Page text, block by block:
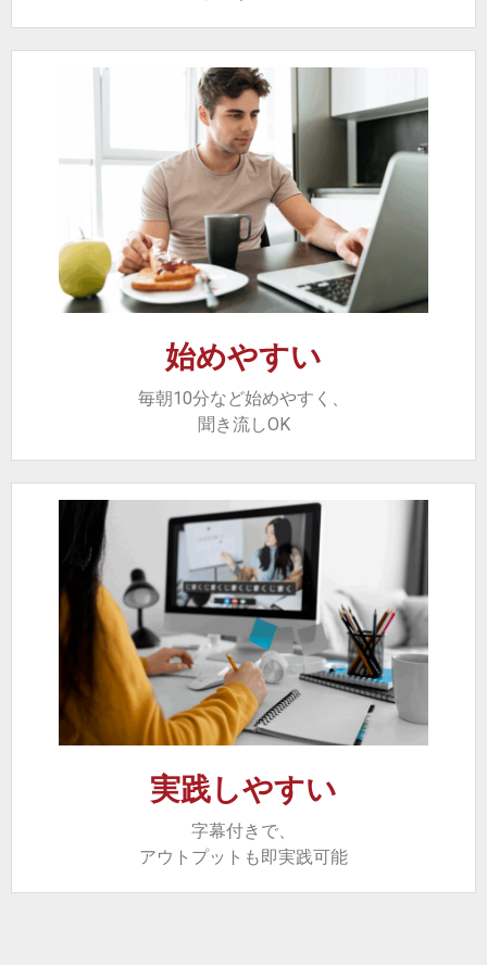
始めやすい
毎朝10分など始めやすく、
聞き流しOK
実践しやすい
字幕付きで、
アウトプットも即実践可能